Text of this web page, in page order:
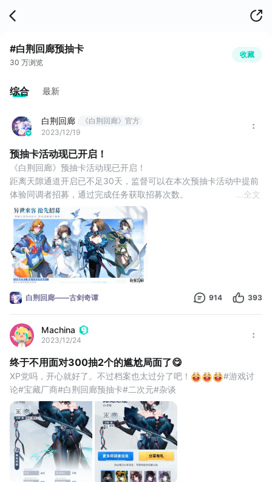
#白荆回廊预抽卡
30 万浏览
收藏
综合 最新
白荆回廊
《白荆回廊》官方
2023/12/19
预抽卡活动现已开启！
《白荆回廊》预抽卡活动现已开启！
距离天隙通道开启已不足30天，监督可以在本次预抽卡活动中提前
体验同调者招募，通过完成任务获取招募次数。
本次招募的范围包含12名4星同调者和16名5星同调者，最终监督可
以在自己已招募到的同调者中选择1名作为奖励，带入正式上线后的
游戏中。
▶参与方式
活动传送门：
▶活动规则
2、用户可使用招募次数进行招募获取同调者，最终
全文
白荆回廊——古剑奇谭 914 393
Machina
2023/12/24
终于不用面对300抽2个的尴尬局面了😋
XP党吗，开心就好了。不过档案也太过分了吧！
#游戏讨
论#宝藏厂商#白荆回廊预抽卡#二次元#杂谈